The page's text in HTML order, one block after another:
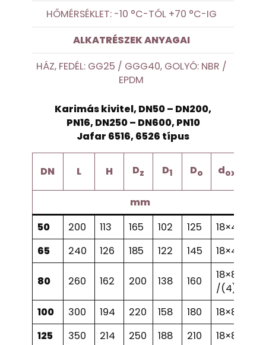
HŐMÉRSÉKLET: -10 °C-TÓL +70 °C-IG
ALKATRÉSZEK ANYAGAI
HÁZ, FEDÉL: GG25 / GGG40, GOLYÓ: NBR /
EPDM
Karimás kivitel, DN50 – DN200,
PN16, DN250 – DN600, PN10
Jafar 6516, 6526 típus
DN L H Dz D1 Do doxn
mm
50
200 113 165 102 125 18×4
65
240 126 185 122 145 18×4
80 260 162 200 138 160
18×8
/(4)
100 300 194 220 158 180 18×8
125
350 214 250 188 210 18×8